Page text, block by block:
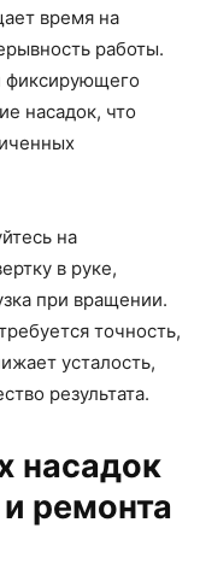
время на
работы.
фиксирующего
насадок, что
на
в руке,
при вращении.
точность,
усталость,
результата.
насадок
ремонта